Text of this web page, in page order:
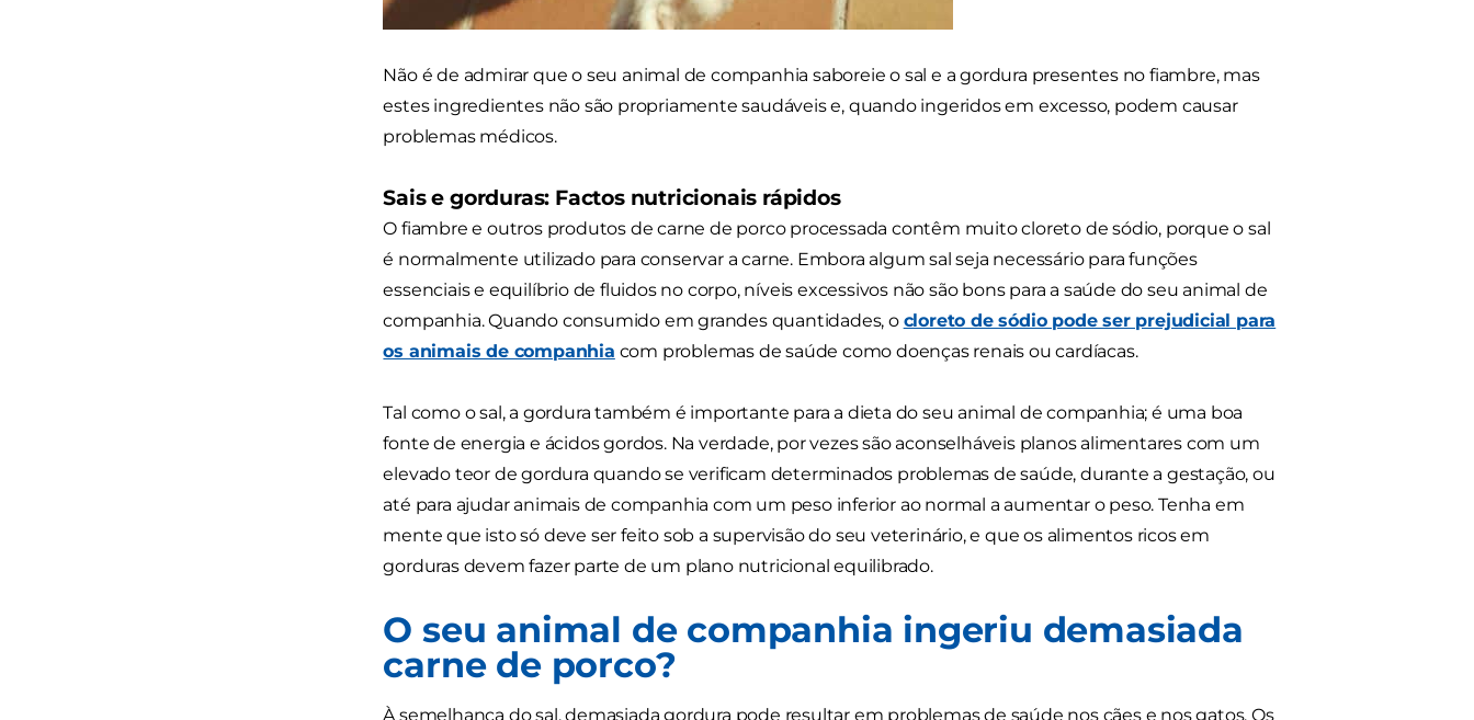
Não é de admirar que o seu animal de companhia saboreie o sal e a gordura presentes no fiambre, mas
estes ingredientes não são propriamente saudáveis e, quando ingeridos em excesso, podem causar
problemas médicos.
Sais e gorduras: Factos nutricionais rápidos
O fiambre e outros produtos de carne de porco processada contêm muito cloreto de sódio, porque o sal
é normalmente utilizado para conservar a carne. Embora algum sal seja necessário para funções
essenciais e equilíbrio de fluidos no corpo, níveis excessivos não são bons para a saúde do seu animal de
companhia. Quando consumido em grandes quantidades, o cloreto de sódio pode ser prejudicial para
os animais de companhia com problemas de saúde como doenças renais ou cardíacas.
Tal como o sal, a gordura também é importante para a dieta do seu animal de companhia; é uma boa
fonte de energia e ácidos gordos. Na verdade, por vezes são aconselháveis planos alimentares com um
elevado teor de gordura quando se verificam determinados problemas de saúde, durante a gestação, ou
até para ajudar animais de companhia com um peso inferior ao normal a aumentar o peso. Tenha em
mente que isto só deve ser feito sob a supervisão do seu veterinário, e que os alimentos ricos em
gorduras devem fazer parte de um plano nutricional equilibrado.
O seu animal de companhia ingeriu demasiada
carne de porco?
À semelhança do sal, demasiada gordura pode resultar em problemas de saúde nos cães e nos gatos. Os